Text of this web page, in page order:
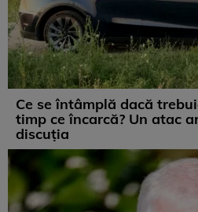
Ce se întâmplă dacă
timp ce încarcă? Un atac
discuția